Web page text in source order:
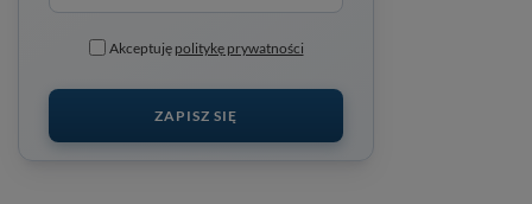
Akceptuję politykę prywatności
ZAPISZ SIĘ